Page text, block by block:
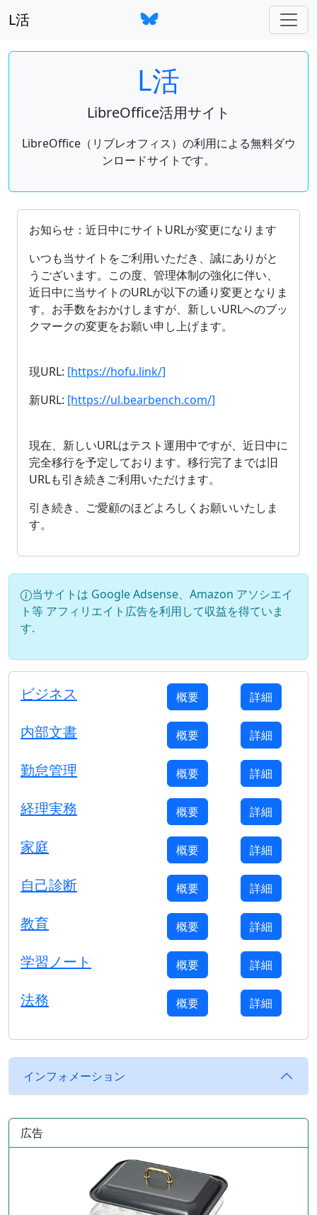
L活
L活
LibreOffice活用サイト
LibreOffice（リブレオフィス）の利用による無料ダウ
ンロードサイトです。
OpenDocument（ODF）をサポートしているオフィス
お知らせ：近日中にサイトURLが変更になります
いつも当サイトをご利用いただき、誠にありがと
うございます。この度、管理体制の強化に伴い、
近日中に当サイトのURLが以下の通り変更となりま
す。お手数をおかけしますが、新しいURLへのブッ
クマークの変更をお願い申し上げます。
現URL: [https://hofu.link/]
新URL: [https://ul.bearbench.com/]
現在、新しいURLはテスト運用中ですが、近日中に
完全移行を予定しております。移行完了までは旧
URLも引き続きご利用いただけます。
引き続き、ご愛顧のほどよろしくお願いいたしま
す。
当サイトは Google Adsense、Amazon アソシエイ
ト等 アフィリエイト広告を利用して収益を得ていま
す.
ビジネス 概要 詳細
内部文書 概要 詳細
勤怠管理 概要 詳細
経理実務 概要 詳細
家庭 概要 詳細
自己診断 概要 詳細
教育 概要 詳細
学習ノート 概要 詳細
法務 概要 詳細
インフォメーション
広告